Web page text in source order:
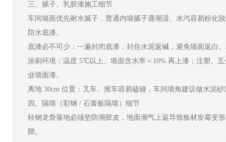
三、腻子、乳胶漆施工细节
车间墙面优先耐水腻子，普通内墙腻子遇潮湿、水汽容易粉化
防水底漆。
底漆必不可少：一遍封闭底漆，封住水泥返碱，避免墙面返白
涂刷环境：温度 5℃以上、墙面含水率＜10% 再上漆；注塑、
业墙面漆。
离地 30cm 位置：叉车、推车容易磕碰，车间墙角建议做水泥
四、隔墙（彩钢 / 石膏板隔墙）细节
轻钢龙骨落地必须垫防潮胶皮，地面潮气上返导致板材发霉变
隙。